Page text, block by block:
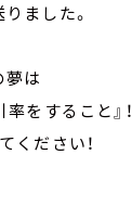
ました。
夢は
をすること』！
ください！